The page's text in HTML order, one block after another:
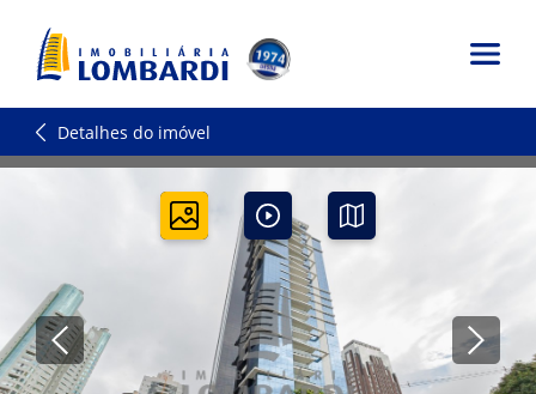
Detalhes do imóvel